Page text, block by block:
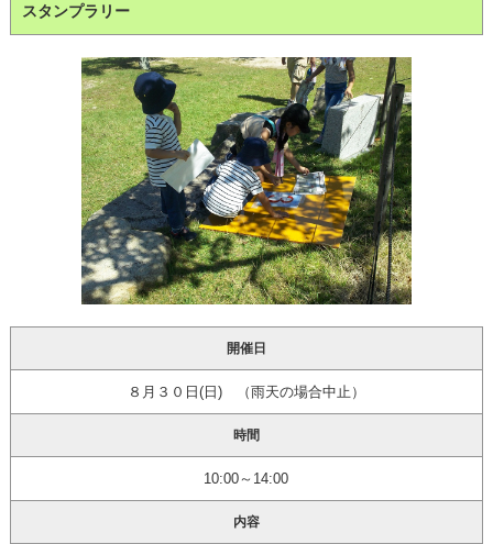
スタンプラリー
開催日
８月３０日(日) （雨天の場合中止）
時間
10:00～14:00
内容